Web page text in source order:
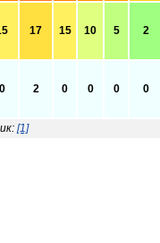
17 15 10 5 2
0 2 0 0 0 0
[1]